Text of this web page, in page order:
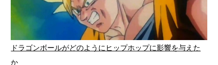
ドラゴンボールがどのようにヒップホップに影響を与えた
か